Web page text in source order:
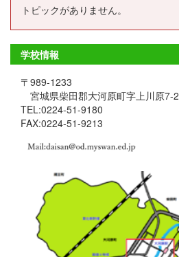
トピックがありません。
学校情報
〒989-1233
宮城県柴田郡大河原町字上川原7-2
TEL:0224-51-9180
FAX:0224-51-9213